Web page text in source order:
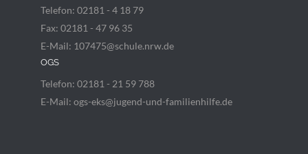
Telefon: 02181 - 4 18 79
Fax: 02181 - 47 96 35
E-Mail: 107475@schule.nrw.de
OGS
Telefon: 02181 - 21 59 788
E-Mail: ogs-eks@jugend-und-familienhilfe.de